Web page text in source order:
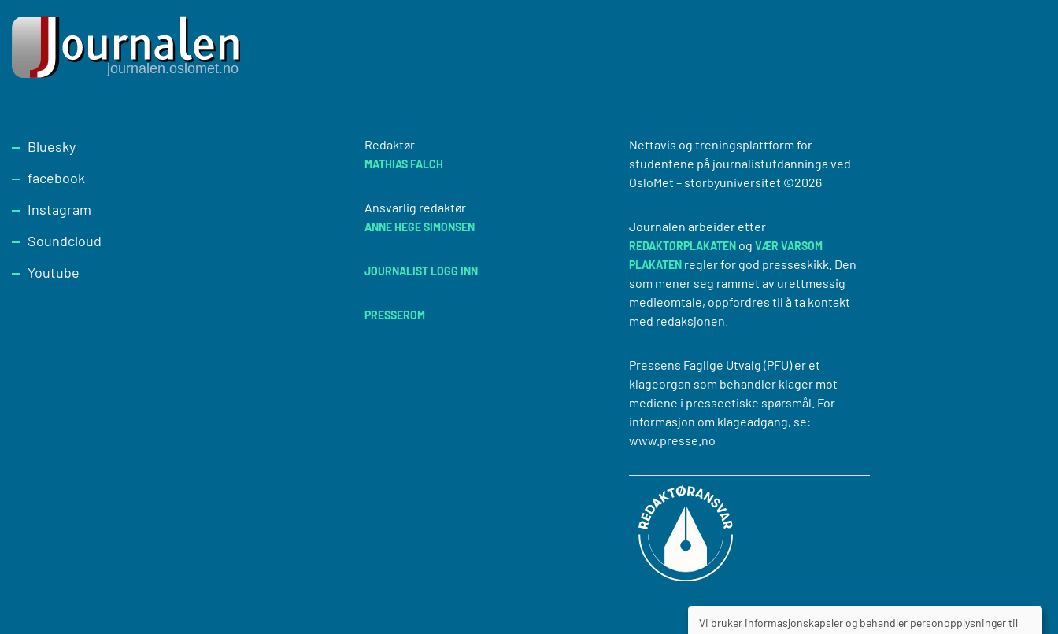
Footer
Bluesky
facebook
Instagram
Soundcloud
Youtube
Redaktør
MATHIAS FALCH
Ansvarlig redaktør
ANNE HEGE SIMONSEN
JOURNALIST LOGG INN
PRESSEROM
Nettavis og treningsplattform for
studentene på journalistutdanninga ved
OsloMet – storbyuniversitet ©2026
Journalen arbeider etter
REDAKTØRPLAKATENog VÆR VARSOM
PLAKATENregler for god presseskikk. Den
som mener seg rammet av urettmessig
medieomtale, oppfordres til å ta kontakt
med redaksjonen.
Pressens Faglige Utvalg (PFU) er et
klageorgan som behandler klager mot
mediene i presseetiske spørsmål. For
informasjon om klageadgang, se:
www.presse.no
Vi bruker informasjonskapsler og behandler personopplysninger til